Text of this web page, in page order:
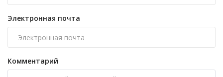
Электронная почта
Комментарий